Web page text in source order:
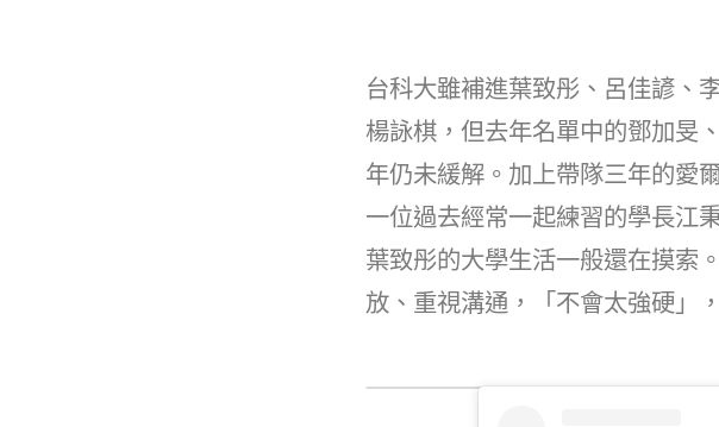
台科大雖補進葉致彤、呂佳諺、
楊詠棋，但去年名單中的鄧加旻
年仍未緩解。加上帶隊三年的
一位過去經常一起練習的學長江
葉致彤的大學生活一般還在摸索
放、重視溝通，「不會太強硬」